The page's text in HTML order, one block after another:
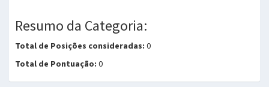
Resumo da Categoria:
Total de Posições consideradas: 0
Total de Pontuação: 0